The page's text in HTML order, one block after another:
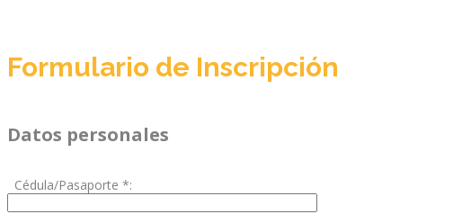
Formulario de Inscripción
Datos personales
Cédula/Pasaporte *: